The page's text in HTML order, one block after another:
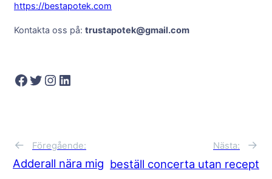
https://bestapotek.com
Kontakta oss på: trustapotek@gmail.com
Facebook Twitter Instagram LinkedIn
← Föregående:
Adderall nära mig
Nästa:
beställ concerta utan recept
→